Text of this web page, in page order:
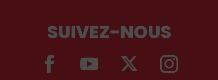
SUIVEZ-NOUS